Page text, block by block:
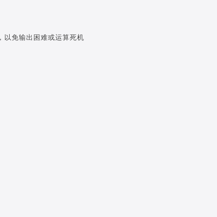
以免输出困难或运算死机